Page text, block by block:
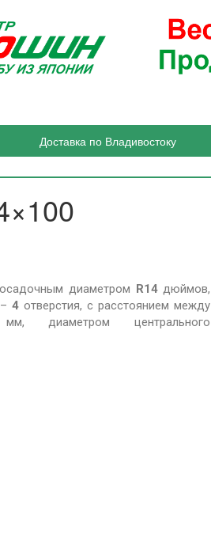
Доставка по Владивостоку
диаметром R14дюймов,
4отверстия, с расстоянием между
диаметром центрального